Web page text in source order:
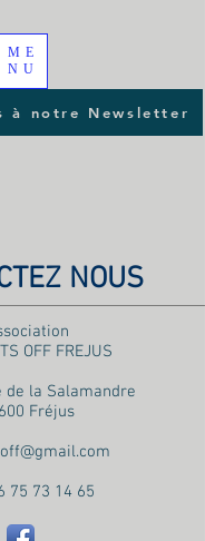
ME
NU
à notre Newsletter
NOUS
OFF FREJUS
de la Salamandre
Fréjus
75 73 14 65